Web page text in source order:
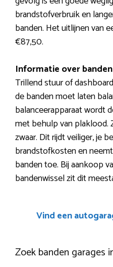
brandstofverbruik en
banden. Het uitlijnen van
€87,50.
Informatie over
Trillend stuur of
de banden moet laten
balanceerapparaat wordt
met behulp van plaklood.
zwaar. Dit rijdt veiliger, je
brandstofkosten en
banden toe. Bij aankoop
bandenwissel zit dit
Vind een
Zoek banden garages